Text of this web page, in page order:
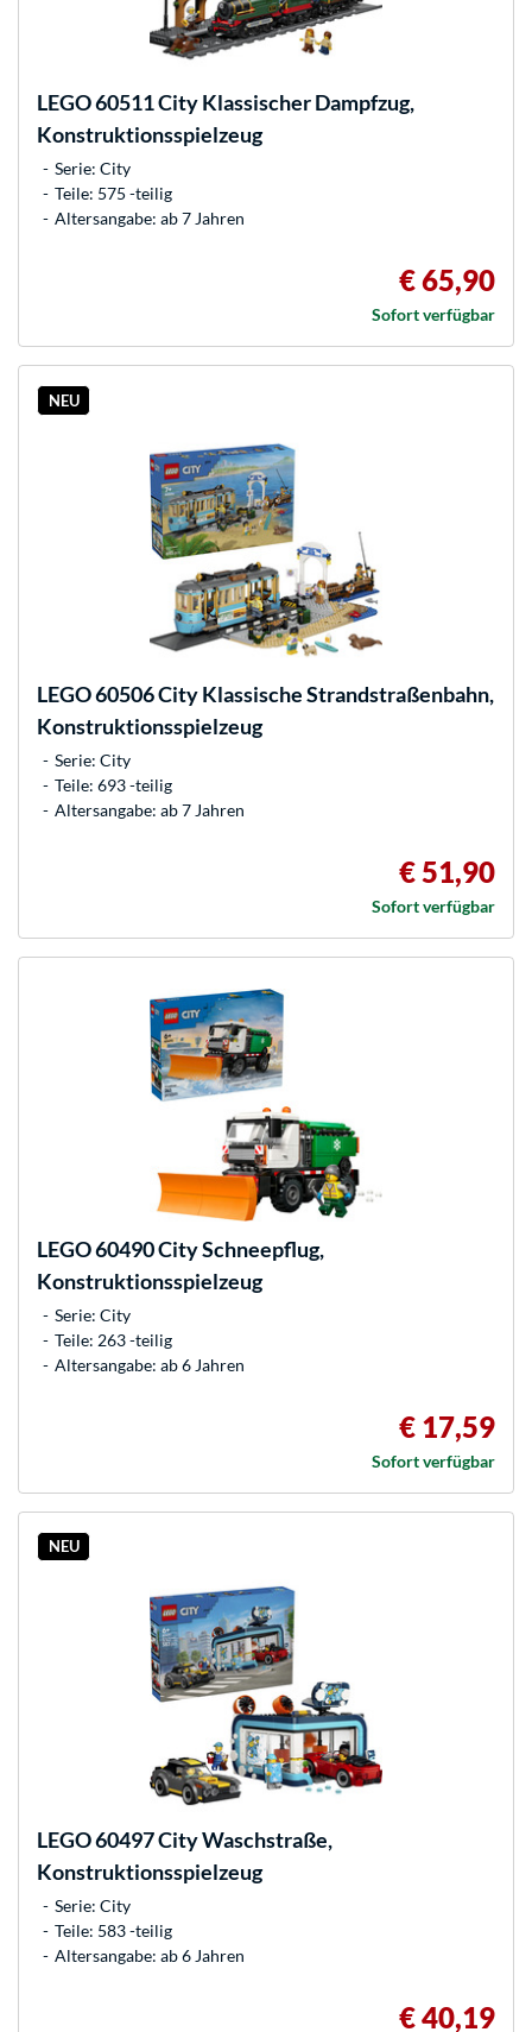
LEGO60511 City Klassischer Dampfzug,
Konstruktionsspielzeug
Serie: City
Teile: 575 -teilig
Altersangabe: ab 7 Jahren
€ 65,90
Sofort verfügbar
NEU
LEGO60506 City Klassische Strandstraßenbahn,
Konstruktionsspielzeug
Serie: City
Teile: 693 -teilig
Altersangabe: ab 7 Jahren
€ 51,90
Sofort verfügbar
LEGO60490 City Schneepflug,
Konstruktionsspielzeug
Serie: City
Teile: 263 -teilig
Altersangabe: ab 6 Jahren
€ 17,59
Sofort verfügbar
NEU
LEGO60497 City Waschstraße,
Konstruktionsspielzeug
Serie: City
Teile: 583 -teilig
Altersangabe: ab 6 Jahren
€ 40,19